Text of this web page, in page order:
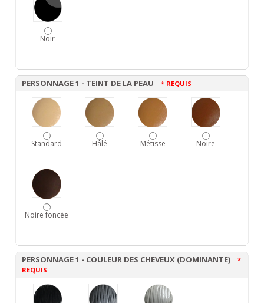
Noir
PERSONNAGE 1 - TEINT DE LA PEAU * REQUIS
Standard Hâlé Métisse Noire
Noire foncée
PERSONNAGE 1 - COULEUR DES CHEVEUX (DOMINANTE) *
REQUIS